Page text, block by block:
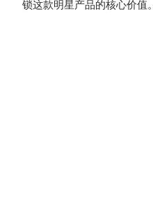
锁这款明星产品的核心价值。